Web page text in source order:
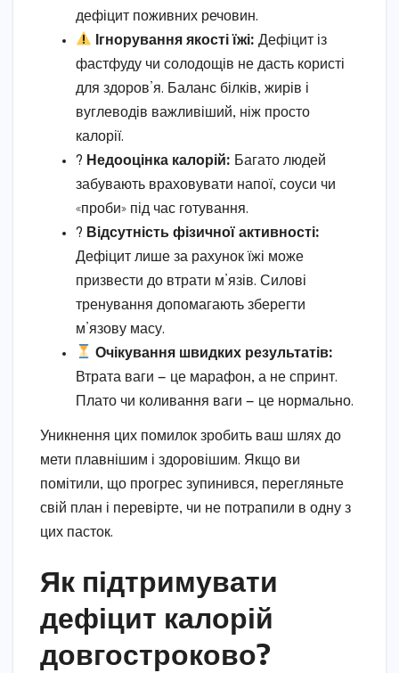
дефіцит поживних речовин.
Ігнорування якості їжі: Дефіцит із
фастфуду чи солодощів не дасть користі
для здоров’я. Баланс білків, жирів і
вуглеводів важливіший, ніж просто
калорії.
? Недооцінка калорій: Багато людей
забувають враховувати напої, соуси чи
«проби» під час готування.
?️ Відсутність фізичної активності:
Дефіцит лише за рахунок їжі може
призвести до втрати м’язів. Силові
тренування допомагають зберегти
м’язову масу.
Очікування швидких результатів:
Втрата ваги — це марафон, а не спринт.
Плато чи коливання ваги — це нормально.
Уникнення цих помилок зробить ваш шлях до
мети плавнішим і здоровішим. Якщо ви
помітили, що прогрес зупинився, перегляньте
свій план і перевірте, чи не потрапили в одну з
цих пасток.
Як підтримувати
дефіцит калорій
довгостроково?